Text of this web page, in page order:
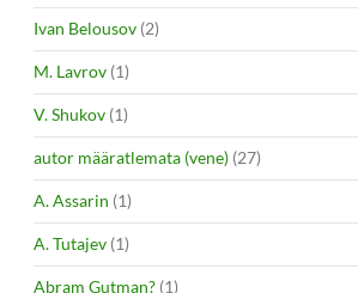
Ivan Belousov (2)
M. Lavrov (1)
V. Shukov (1)
autor määratlemata (vene) (27)
A. Assarin (1)
A. Tutajev (1)
Abram Gutman? (1)